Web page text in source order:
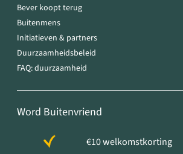
Bever koopt terug
Buitenmens
Initiatieven & partners
Duurzaamheidsbeleid
FAQ: duurzaamheid
Word Buitenvriend
€10 welkomstkorting